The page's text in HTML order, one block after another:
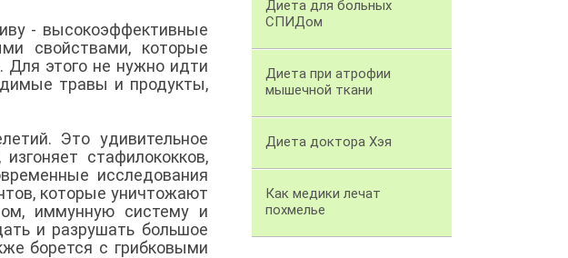
- высокоэффективные
свойствами, которые
Для этого не нужно идти
травы и продукты,
Это удивительное
стафилококков,
исследования
которые уничтожают
иммунную систему и
и разрушать большое
борется с грибковыми
Диета для больных
СПИДом
Диета при атрофии
мышечной ткани
Диета доктора Хэя
Как медики лечат
похмелье